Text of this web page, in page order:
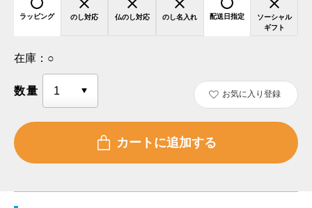
ラッピング のし対応 仏のし対応 のし名入れ 配送日指定
ソーシャル
ギフト
在庫： ○
数量 お気に入り登録